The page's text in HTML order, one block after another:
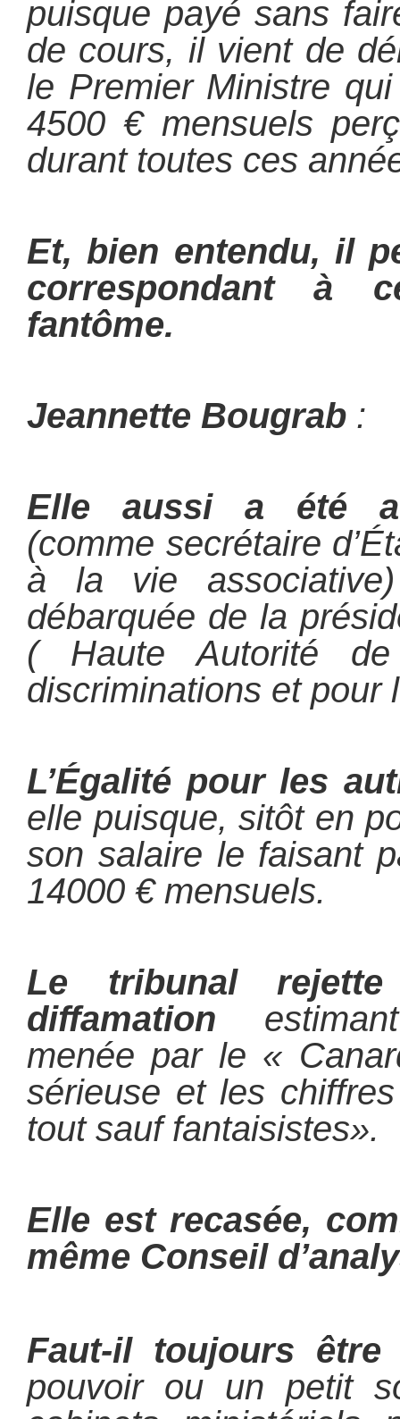
puisque payé sans
de cours, il vient de
le Premier Ministre
4500 € mensuels
durant toutes ces
Et, bien entendu, il
correspondant à
fantôme.
Jeannette Bougrab :
Elle aussi a été
(comme secrétaire
à la vie
débarquée de la
( Haute Autorité
discriminations et pour
L’Égalité pour les
elle puisque, sitôt en
son salaire le faisant
14000 € mensuels.
Le tribunal
diffamation
menée par le «
sérieuse et les
tout sauf fantaisistes».
Elle est recasée,
même Conseil
Faut-il toujours
pouvoir ou un petit